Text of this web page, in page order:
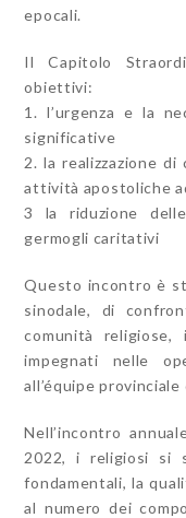
epocali.
Il Capitolo
obiettivi:
1. l’urgenza e la
significative
2. la realizzazione
attività apostoliche
3 la riduzione
germogli caritativi
Questo incontro è
sinodale, di
comunità
impegnati nelle
all’équipe
Nell’incontro
2022, i religiosi si
fondamentali, la
al numero dei